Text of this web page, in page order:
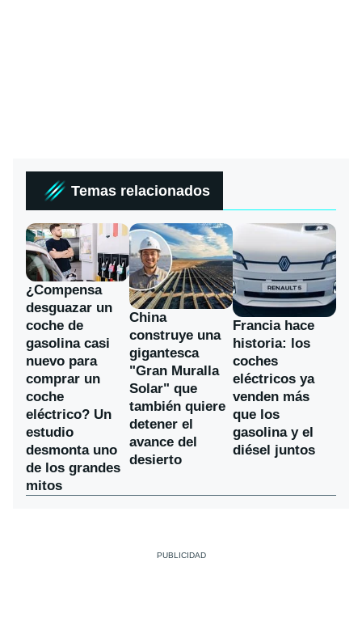
Temas relacionados
¿Compensa
desguazar un
coche de
gasolina casi
nuevo para
comprar un
coche
eléctrico? Un
estudio
desmonta uno
de los grandes
mitos
China
construye una
gigantesca
"Gran Muralla
Solar" que
también quiere
detener el
avance del
desierto
Francia hace
historia: los
coches
eléctricos ya
venden más
que los
gasolina y el
diésel juntos